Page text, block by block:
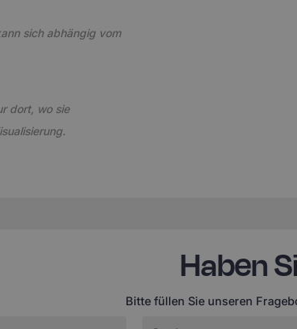
sich abhängig vom
dort, wo sie
Haben
Bitte füllen Sie unseren